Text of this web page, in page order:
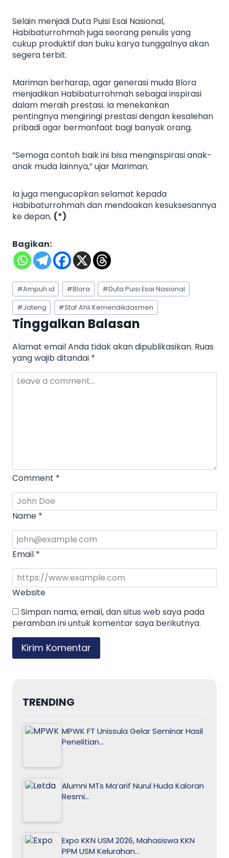
Selain menjadi Duta Puisi Esai Nasional,
Habibaturrohmah juga seorang penulis yang
cukup produktif dan buku karya tunggalnya akan
segera terbit.
Mariman berharap, agar generasi muda Blora
menjadikan Habibaturrohmah sebagai inspirasi
dalam meraih prestasi. Ia menekankan
pentingnya mengiringi prestasi dengan kesalehan
pribadi agar bermanfaat bagi banyak orang.
“Semoga contoh baik ini bisa menginspirasi anak-
anak muda lainnya,” ujar Mariman.
Ia juga mengucapkan selamat kepada
Habibaturrohmah dan mendoakan kesuksesannya
ke depan. (*)
Bagikan:
Post
Tags:
#Ampuh.id #Blora #Duta Puisi Esai Nasional
#Jateng #Staf Ahli Kemendikdasmen
Tinggalkan Balasan
Alamat email Anda tidak akan dipublikasikan. Ruas
yang wajib ditandai *
Comment *
Name *
Email *
Website
Simpan nama, email, dan situs web saya pada
peramban ini untuk komentar saya berikutnya.
TRENDING
MPWK FT Unissula Gelar Seminar Hasil
Penelitian…
Alumni MTs Ma’arif Nurul Huda Kaloran
Resmi…
Expo KKN USM 2026, Mahasiswa KKN
PPM USM Kelurahan…